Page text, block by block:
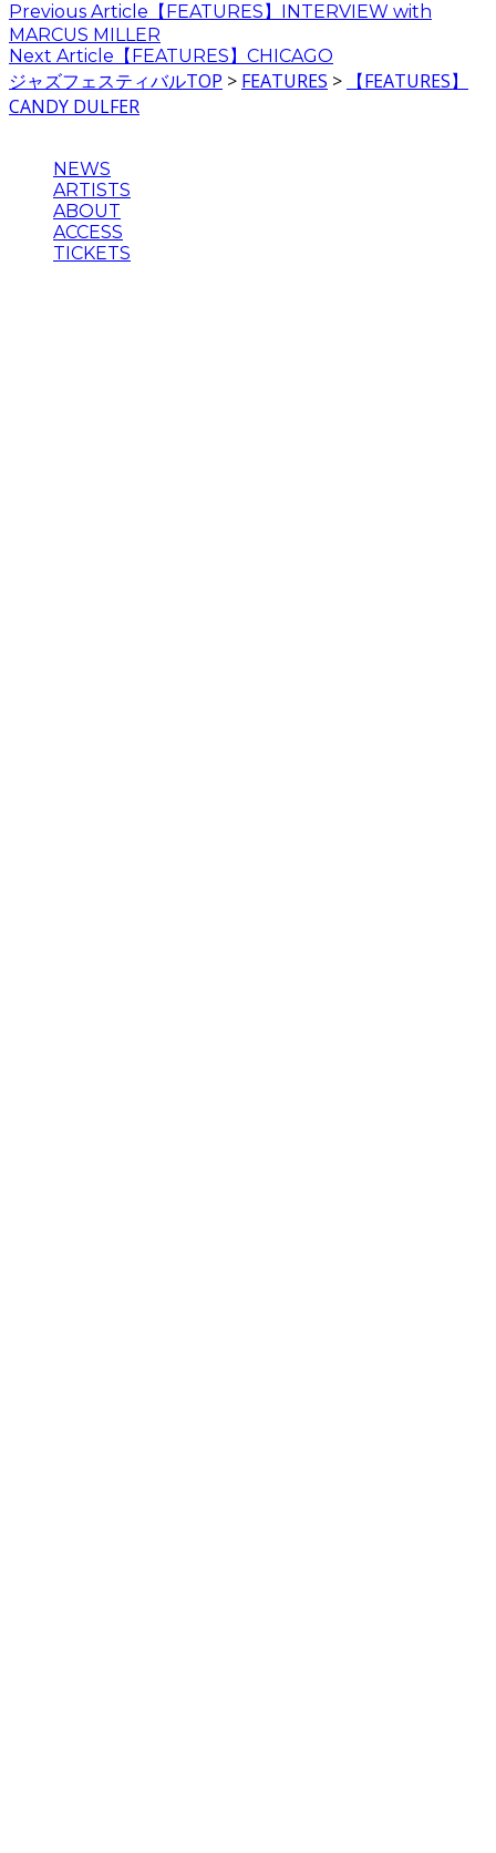
Previous Article 【FEATURES】INTERVIEW with
MARCUS MILLER
Next Article 【FEATURES】CHICAGO
ジャズフェスティバルTOP > FEATURES >
【FEATURES】
CANDY DULFER
NEWS
ARTISTS
ABOUT
ACCESS
TICKETS